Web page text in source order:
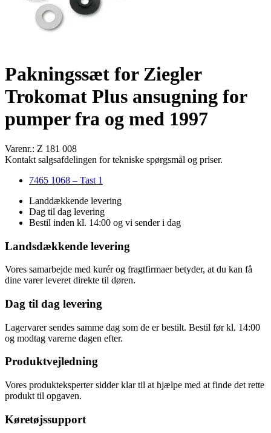
Pakningssæt for Ziegler
Trokomat Plus ansugning for
pumper fra og med 1997
Varenr.: Z 181 008
Kontakt salgsafdelingen for tekniske spørgsmål og priser.
7465 1068 – Tast 1
Landdækkende levering
Dag til dag levering
Bestil inden kl. 14:00 og vi sender i dag
Landsdækkende levering
Vores samarbejde med kurér og fragtfirmaer betyder, at du kan få
dine varer leveret direkte til døren.
Dag til dag levering
Lagervarer sendes samme dag som de er bestilt. Bestil før kl. 14:00
og modtag varerne dagen efter.
Produktvejledning
Vores produkteksperter sidder klar til at hjælpe med at finde det rette
produkt til opgaven.
Køretøjssupport